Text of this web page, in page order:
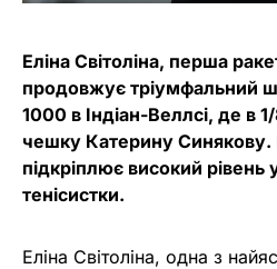
Еліна Світоліна, перша
продовжує тріумфальний
1000 в Індіан-Веллсі, де в
чешку Катерину
підкріплює високий рівень
тенісистки.
Еліна Світоліна, одна з